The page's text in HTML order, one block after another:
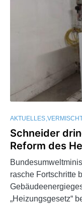
AKTUELLES
Schneider
Reform des
rasche Fortschritte
„Heizungsgesetz“